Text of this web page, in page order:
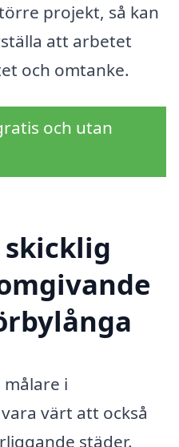
projekt, så kan
att arbetet
och omtanke.
och utan
skicklig
i
värt att också
städer.